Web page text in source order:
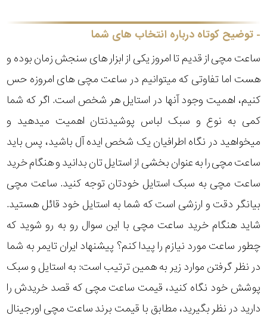
توضیح کوتاه درباره انتخاب های شما
ساعت مچی از قدیم تا امروز یکی از ابزار های سنجش زمان بوده و
هست اما تفاوتی که میتوانیم در ساعت مچی های امروزه حس
کنیم، اهمیت وجود آنها در استایل هر شخص است. اگر که شما
کمی به نوع و سبک لباس پوشیدنتان اهمیت میدهید و
میخواهید در نگاه اطرافیان یک شخص ایده آل باشید، پس باید
ساعت مچی را به عنوان بخشی از استایل تان بدانید و هنگام خرید
ساعت مچی به سبک استایل خودتان توجه کنید. ساعت مچی
بیانگر دقت و ارزشی است که شما به استایل خود قائل هستید.
شاید هنگام خرید ساعت مچی با این سوال رو به رو شوید که
چطور ساعت مورد نیازم را پیدا کنم؟ پیشنهاد ایران تایمر به شما
در نظر گرفتن موارد زیر به همین ترتیب است: به استایل و سبک
پوشش خود نگاه کنید، قیمت ساعت مچی که قصد خریدش را
دارید در نظر بگیرید، مطابق با قیمت برند ساعت مچی اورجینال
اورینت
پیلار
لیکوپر
آدیداس
متی
مازراتی
جنسیت
استایل
محدوده
عرض